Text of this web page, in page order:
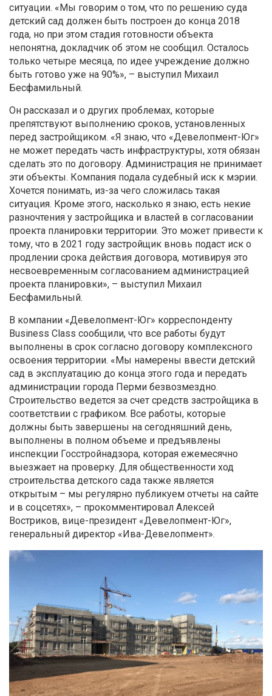
ситуации. «Мы говорим о том, что по решению суда
детский сад должен быть построен до конца 2018
года, но при этом стадия готовности объекта
непонятна, докладчик об этом не сообщил. Осталось
только четыре месяца, по идее учреждение должно
быть готово уже на 90%», – выступил Михаил
Бесфамильный.
Он рассказал и о других проблемах, которые
препятствуют выполнению сроков, установленных
перед застройщиком. «Я знаю, что «Девелопмент-Юг»
не может передать часть инфраструктуры, хотя обязан
сделать это по договору. Администрация не принимает
эти объекты. Компания подала судебный иск к мэрии.
Хочется понимать, из-за чего сложилась такая
ситуация. Кроме этого, насколько я знаю, есть некие
разночтения у застройщика и властей в согласовании
проекта планировки территории. Это может привести к
тому, что в 2021 году застройщик вновь подаст иск о
продлении срока действия договора, мотивируя это
несвоевременным согласованием администрацией
проекта планировки», – выступил Михаил
Бесфамильный.
В компании «Девелопмент-Юг» корреспонденту
Business Class сообщили, что все работы будут
выполнены в срок согласно договору комплексного
освоения территории. «Мы намерены ввести детский
сад в эксплуатацию до конца этого года и передать
администрации города Перми безвозмездно.
Строительство ведется за счет средств застройщика в
соответствии с графиком. Все работы, которые
должны быть завершены на сегодняшний день,
выполнены в полном объеме и предъявлены
инспекции Госстройнадзора, которая ежемесячно
выезжает на проверку. Для общественности ход
строительства детского сада также является
открытым – мы регулярно публикуем отчеты на сайте
и в соцсетях», – прокомментировал Алексей
Востриков, вице-президент «Девелопмент-Юг»,
генеральный директор «Ива-Девелопмент».